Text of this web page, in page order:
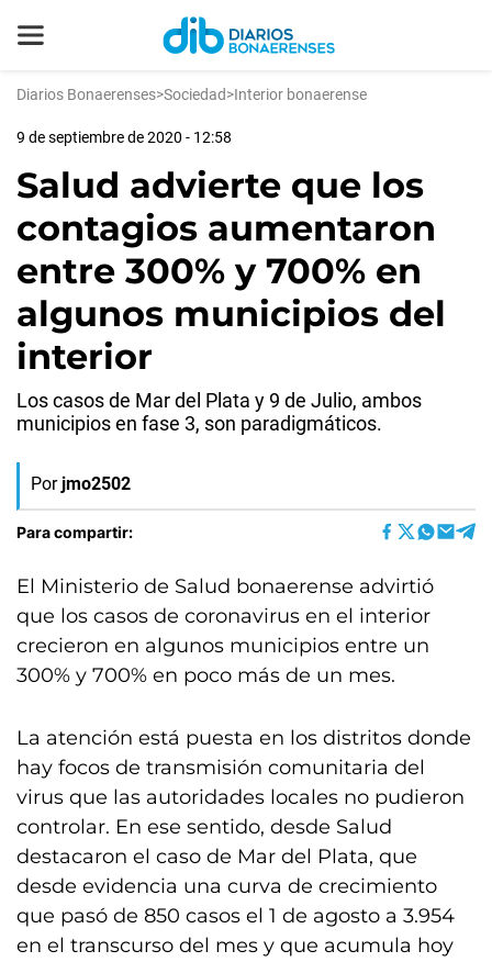
Diarios Bonaerenses>Sociedad>Interior bonaerense
9 de septiembre de 2020 - 12:58
Salud advierte que los
contagios aumentaron
entre 300% y 700% en
algunos municipios del
interior
Los casos de Mar del Plata y 9 de Julio, ambos
municipios en fase 3, son paradigmáticos.
Por jmo2502
Para compartir:
El Ministerio de Salud bonaerense advirtió
que los casos de coronavirus en el interior
crecieron en algunos municipios entre un
300% y 700% en poco más de un mes.
La atención está puesta en los distritos donde
hay focos de transmisión comunitaria del
virus que las autoridades locales no pudieron
controlar. En ese sentido, desde Salud
destacaron el caso de Mar del Plata, que
desde evidencia una curva de crecimiento
que pasó de 850 casos el 1 de agosto a 3.954
en el transcurso del mes y que acumula hoy